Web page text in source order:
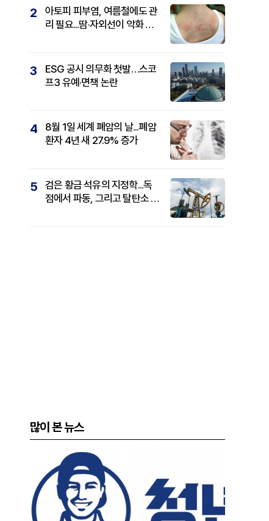
2
아토피 피부염, 여름철에도 관
리 필요...땀·자외선이 악화 요
3
ESG 공시 의무화 첫발…스코
프3 유예·면책 논란
4
8월 1일 세계 폐암의 날...폐암
환자 4년 새 27.9% 증가
5
검은 황금 석유의 지정학...독
점에서 파동, 그리고 탈탄소 패
많이 본 뉴스